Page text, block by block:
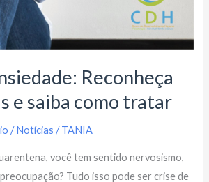
Reconheça
e saiba como tratar
/Notícias /TANIA
você tem sentido nervosismo,
Tudo isso pode ser crise de